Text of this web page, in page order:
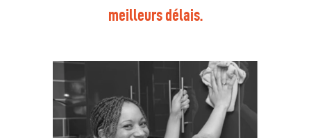
meilleurs délais.